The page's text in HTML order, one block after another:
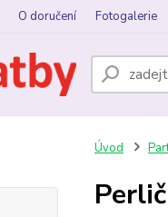
O doručení Fotogalerie
Úvod